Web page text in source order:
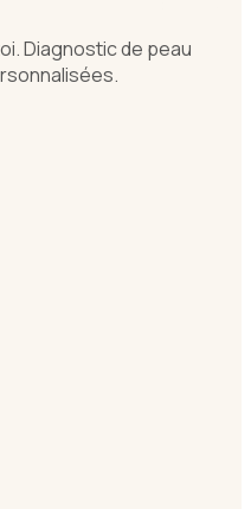
Diagnostic de peau